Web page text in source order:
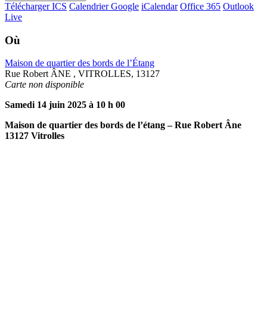
Télécharger ICS Calendrier Google iCalendar Office 365 Outlook
Live
Où
Maison de quartier des bords de l’Étang
Rue Robert ÂNE , VITROLLES, 13127
Carte non disponible
Samedi 14 juin 2025 à 10 h 00
Maison de quartier des bords de l’étang – Rue Robert Âne
13127 Vitrolles